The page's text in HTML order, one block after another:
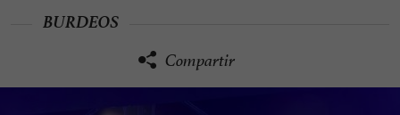
BURDEOS
Compartir